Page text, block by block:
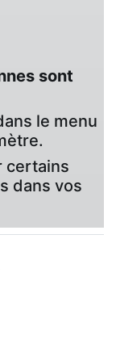
sont
le menu
certains
dans vos